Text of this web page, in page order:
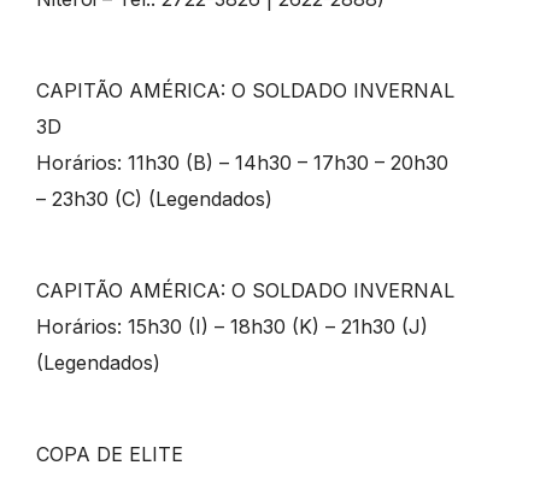
CAPITÃO AMÉRICA: O SOLDADO INVERNAL
3D
Horários: 11h30 (B) – 14h30 – 17h30 – 20h30
– 23h30 (C) (Legendados)
CAPITÃO AMÉRICA: O SOLDADO INVERNAL
Horários: 15h30 (I) – 18h30 (K) – 21h30 (J)
(Legendados)
COPA DE ELITE